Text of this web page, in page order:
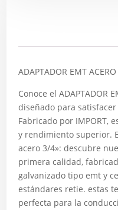
ADAPTADOR EMT
Conoce el ADAPTADOR
diseñado para
Fabricado por IMPORT,
y rendimiento superior.
acero 3/4»: descubre
primera calidad,
galvanizado tipo emt y
estándares retie. estas
perfecta para la